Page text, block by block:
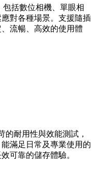
包括數位相機、單眼相
對各種場景。支援隨插
流暢、高效的使用體
的耐用性與效能測試，
滿足日常及專業使用的
可靠的儲存體驗。